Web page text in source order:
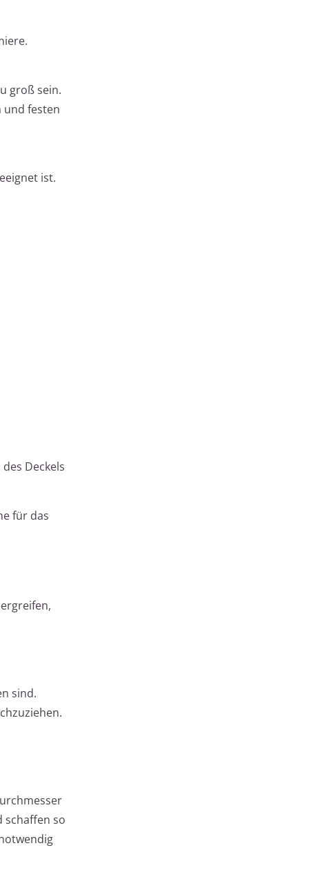
groß sein.
und festen
ist.
Deckels
für das
sind.
schaffen so